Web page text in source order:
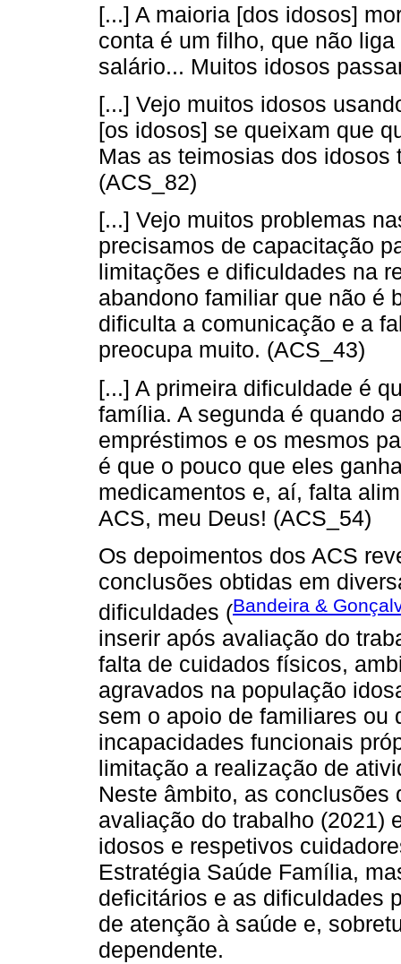
[...] A maioria [dos idosos]
conta é um filho, que não
salário... Muitos idosos
[...] Vejo muitos idosos
[os idosos] se queixam que
Mas as teimosias dos
(ACS_82)
[...] Vejo muitos problemas
precisamos de capacitação
limitações e dificuldades na
abandono familiar que não é
dificulta a comunicação e a
preocupa muito. (ACS_43)
[...] A primeira dificuldade é
família. A segunda é quando
empréstimos e os mesmos
é que o pouco que eles
medicamentos e, aí, falta
ACS, meu Deus! (ACS_54)
Os depoimentos dos ACS
conclusões obtidas em
dificuldades (Bandeira &
inserir após avaliação do
falta de cuidados físicos,
agravados na população
sem o apoio de familiares ou
incapacidades funcionais
limitação a realização de
Neste âmbito, as conclusões
avaliação do trabalho (2021)
idosos e respetivos
Estratégia Saúde Família,
deficitários e as dificuldades
de atenção à saúde e,
dependente.